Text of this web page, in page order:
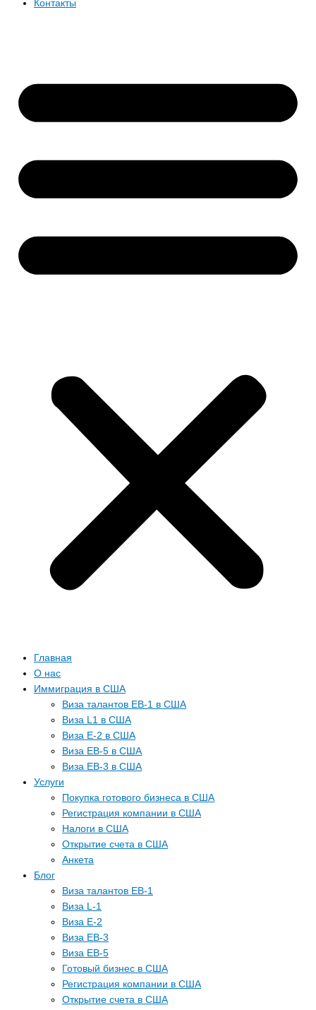
Контакты
Главная
О нас
Иммиграция в США
Виза талантов EB-1 в США
Виза L1 в США
Виза E-2 в США
Виза EB-5 в США
Виза EB-3 в США
Услуги
Покупка готового бизнеса в США
Регистрация компании в США
Налоги в США
Открытие счета в США
Анкета
Блог
Виза талантов EB-1
Виза L-1
Виза E-2
Виза EB-3
Виза EB-5
Готовый бизнес в США
Регистрация компании в США
Открытие счета в США